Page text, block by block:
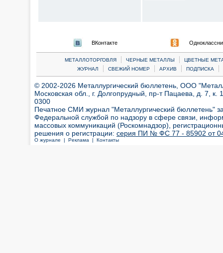
ВКонтакте
МЕТАЛЛОТОРГОВЛЯ | ЧЕРНЫЕ МЕТАЛЛЫ |
ЦВЕТНЫЕ
ЖУРНАЛ
| СВЕЖИЙ НОМЕР | АРХИВ | ПОДПИСКА |
© 2002-2026 Металлургический бюллетень, ООО
Московская обл., г. Долгопрудный, пр-т Пацаева, д. 7,
0300
Печатное СМИ журнал "Металлургический бюллетень"
Федеральной службой по надзору в сфере связи,
массовых коммуникаций (Роскомнадзор),
решения о регистрации: серия ПИ № ФС 77 - 85902 от 04
О журнале | Реклама | Контакты